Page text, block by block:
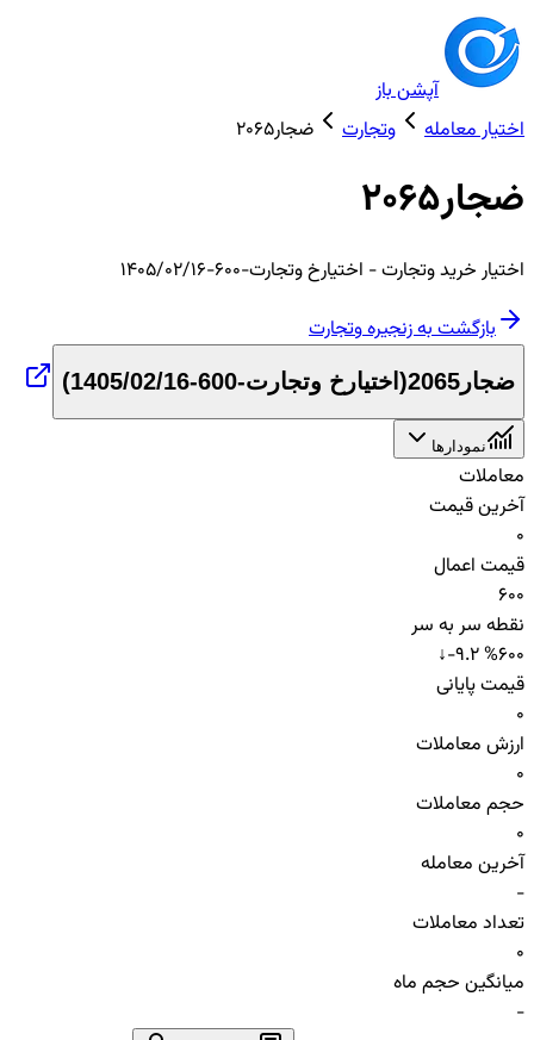
آپشن باز
اختیار معامله
وتجارت ضجار2065
ضجار2065
اختیار خریدوتجارت- اختیارخ وتجارت-600-1405/02/16
بازگشت به زنجیرهوتجارت
ضجار2065 ( اختیارخ وتجارت-600-1405/02/16 )
نمودارها
معاملات
آخرین قیمت
0
قیمت اعمال
600
نقطه سر به سر
600
↓-9.2 %
قیمت پایانی
0
ارزش معاملات
0
حجم معاملات
0
آخرین معامله
-
تعداد معاملات
0
میانگین حجم ماه
-